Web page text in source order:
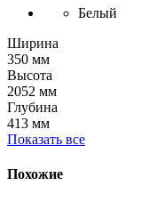
Белый
Ширина
350 мм
Высота
2052 мм
Глубина
413 мм
Показать все
Похожие